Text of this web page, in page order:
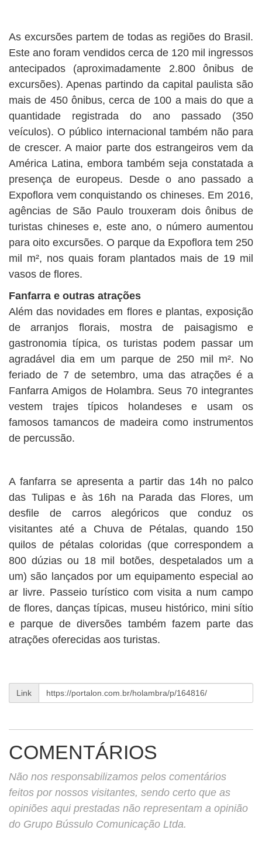
As excursões partem de todas as regiões do Brasil.
Este ano foram vendidos cerca de 120 mil ingressos
antecipados (aproximadamente 2.800 ônibus de
excursões). Apenas partindo da capital paulista são
mais de 450 ônibus, cerca de 100 a mais do que a
quantidade registrada do ano passado (350
veículos). O público internacional também não para
de crescer. A maior parte dos estrangeiros vem da
América Latina, embora também seja constatada a
presença de europeus. Desde o ano passado a
Expoflora vem conquistando os chineses. Em 2016,
agências de São Paulo trouxeram dois ônibus de
turistas chineses e, este ano, o número aumentou
para oito excursões. O parque da Expoflora tem 250
mil m², nos quais foram plantados mais de 19 mil
vasos de flores.
Fanfarra e outras atrações
Além das novidades em flores e plantas, exposição
de arranjos florais, mostra de paisagismo e
gastronomia típica, os turistas podem passar um
agradável dia em um parque de 250 mil m². No
feriado de 7 de setembro, uma das atrações é a
Fanfarra Amigos de Holambra. Seus 70 integrantes
vestem trajes típicos holandeses e usam os
famosos tamancos de madeira como instrumentos
de percussão.
A fanfarra se apresenta a partir das 14h no palco
das Tulipas e às 16h na Parada das Flores, um
desfile de carros alegóricos que conduz os
visitantes até a Chuva de Pétalas, quando 150
quilos de pétalas coloridas (que correspondem a
800 dúzias ou 18 mil botões, despetalados um a
um) são lançados por um equipamento especial ao
ar livre. Passeio turístico com visita a num campo
de flores, danças típicas, museu histórico, mini sítio
e parque de diversões também fazem parte das
atrações oferecidas aos turistas.
Link
COMENTÁRIOS
Não nos responsabilizamos pelos comentários
feitos por nossos visitantes, sendo certo que as
opiniões aqui prestadas não representam a opinião
do Grupo Bússulo Comunicação Ltda.